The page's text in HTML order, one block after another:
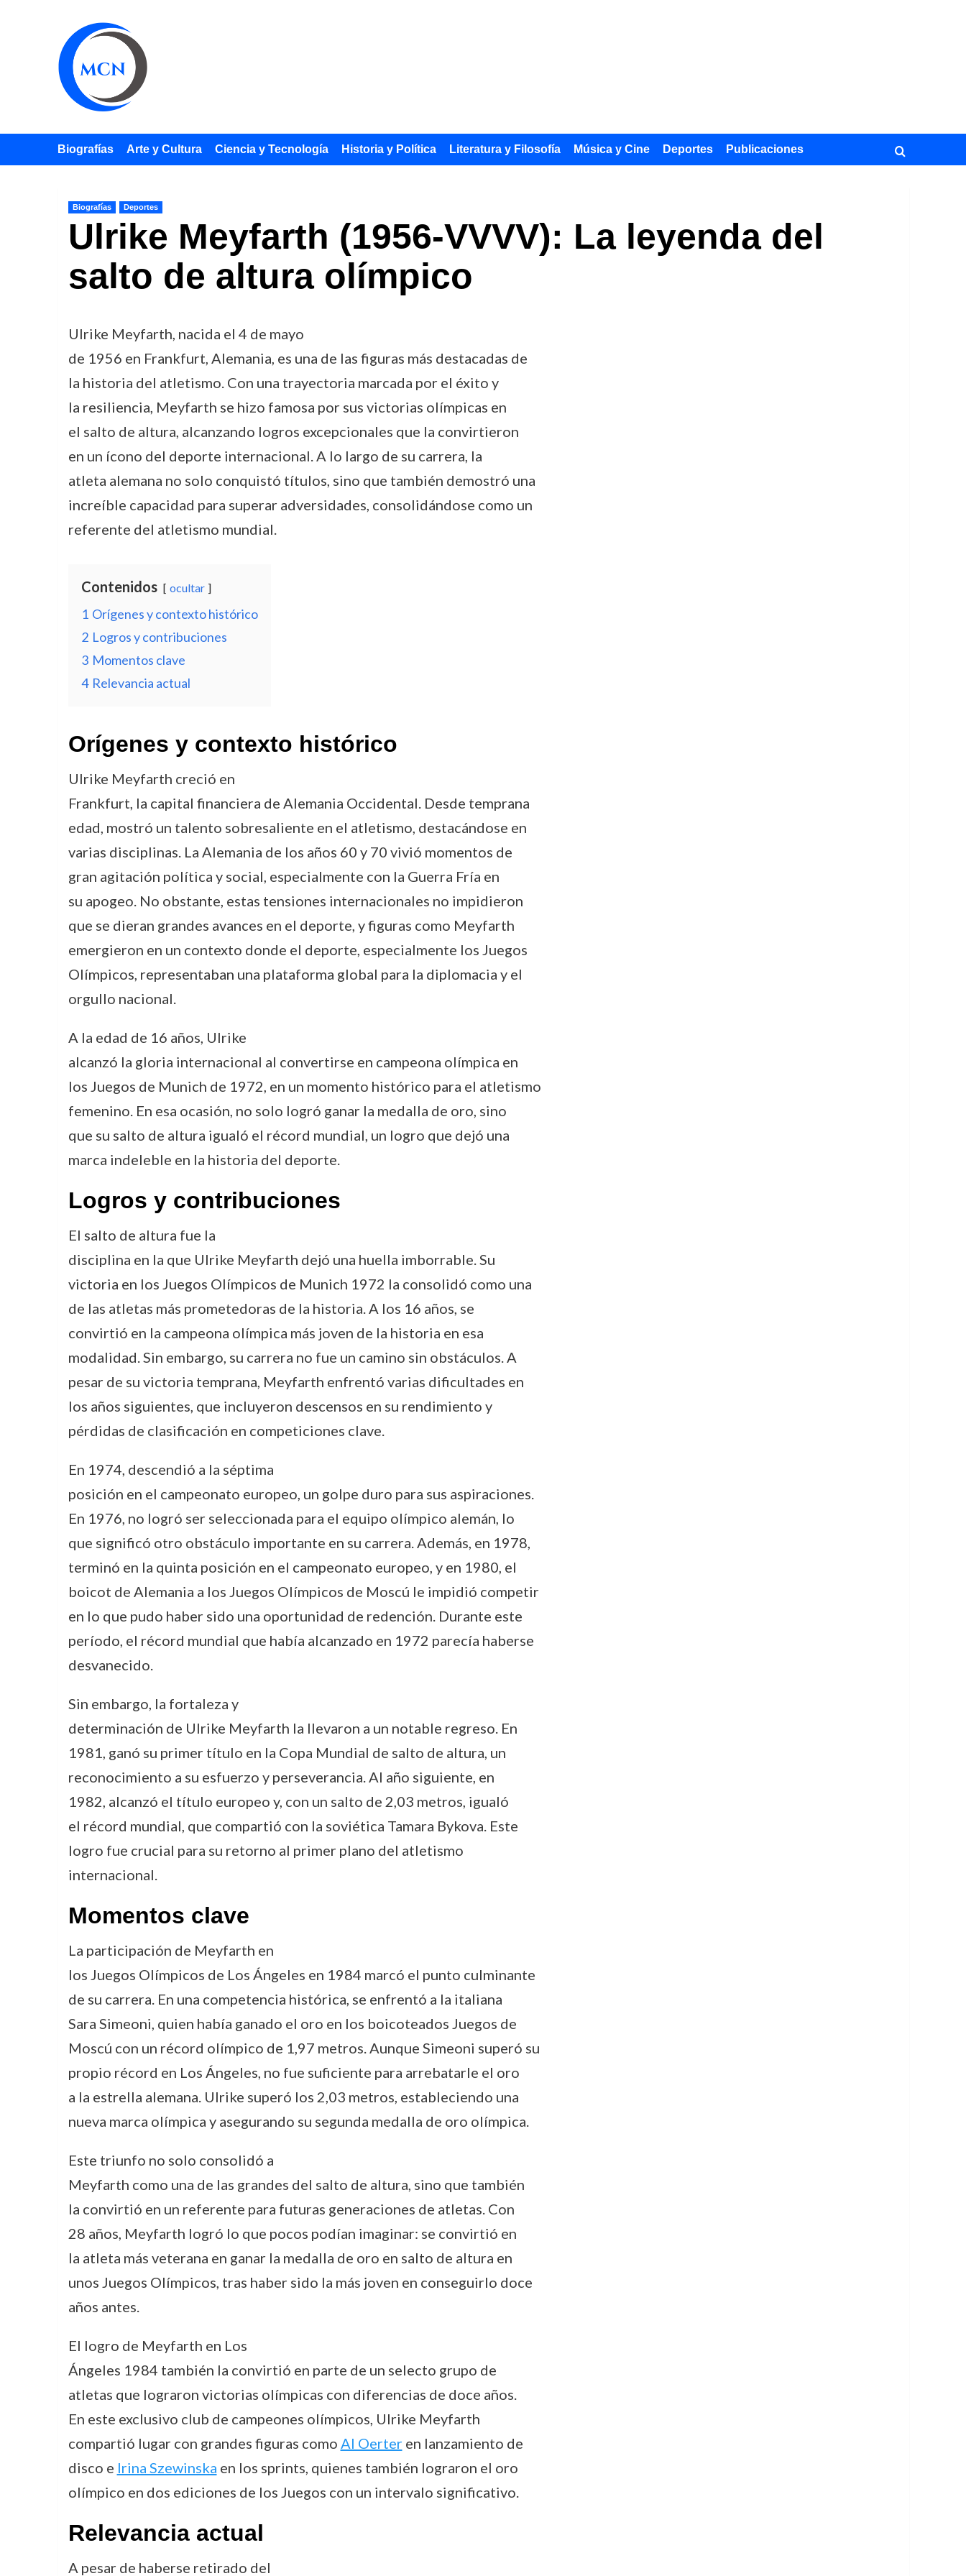
Biografías Arte y Cultura Ciencia y Tecnología Historia y Política Literatura y Filosofía Música y Cine Deportes Publicaciones
Biografías Deportes
Ulrike Meyfarth (1956-VVVV): La leyenda del
salto de altura olímpico
Ulrike Meyfarth, nacida el 4 de mayo
de 1956 en Frankfurt, Alemania, es una de las figuras más destacadas de
la historia del atletismo. Con una trayectoria marcada por el éxito y
la resiliencia, Meyfarth se hizo famosa por sus victorias olímpicas en
el salto de altura, alcanzando logros excepcionales que la convirtieron
en un ícono del deporte internacional. A lo largo de su carrera, la
atleta alemana no solo conquistó títulos, sino que también demostró una
increíble capacidad para superar adversidades, consolidándose como un
referente del atletismo mundial.
Contenidos ocultar
1 Orígenes y contexto histórico
2 Logros y contribuciones
3 Momentos clave
4 Relevancia actual
Orígenes y contexto histórico
Ulrike Meyfarth creció en
Frankfurt, la capital financiera de Alemania Occidental. Desde temprana
edad, mostró un talento sobresaliente en el atletismo, destacándose en
varias disciplinas. La Alemania de los años 60 y 70 vivió momentos de
gran agitación política y social, especialmente con la Guerra Fría en
su apogeo. No obstante, estas tensiones internacionales no impidieron
que se dieran grandes avances en el deporte, y figuras como Meyfarth
emergieron en un contexto donde el deporte, especialmente los Juegos
Olímpicos, representaban una plataforma global para la diplomacia y el
orgullo nacional.
A la edad de 16 años, Ulrike
alcanzó la gloria internacional al convertirse en campeona olímpica en
los Juegos de Munich de 1972, en un momento histórico para el atletismo
femenino. En esa ocasión, no solo logró ganar la medalla de oro, sino
que su salto de altura igualó el récord mundial, un logro que dejó una
marca indeleble en la historia del deporte.
Logros y contribuciones
El salto de altura fue la
disciplina en la que Ulrike Meyfarth dejó una huella imborrable. Su
victoria en los Juegos Olímpicos de Munich 1972 la consolidó como una
de las atletas más prometedoras de la historia. A los 16 años, se
convirtió en la campeona olímpica más joven de la historia en esa
modalidad. Sin embargo, su carrera no fue un camino sin obstáculos. A
pesar de su victoria temprana, Meyfarth enfrentó varias dificultades en
los años siguientes, que incluyeron descensos en su rendimiento y
pérdidas de clasificación en competiciones clave.
En 1974, descendió a la séptima
posición en el campeonato europeo, un golpe duro para sus aspiraciones.
En 1976, no logró ser seleccionada para el equipo olímpico alemán, lo
que significó otro obstáculo importante en su carrera. Además, en 1978,
terminó en la quinta posición en el campeonato europeo, y en 1980, el
boicot de Alemania a los Juegos Olímpicos de Moscú le impidió competir
en lo que pudo haber sido una oportunidad de redención. Durante este
período, el récord mundial que había alcanzado en 1972 parecía haberse
desvanecido.
Sin embargo, la fortaleza y
determinación de Ulrike Meyfarth la llevaron a un notable regreso. En
1981, ganó su primer título en la Copa Mundial de salto de altura, un
reconocimiento a su esfuerzo y perseverancia. Al año siguiente, en
1982, alcanzó el título europeo y, con un salto de 2,03 metros, igualó
el récord mundial, que compartió con la soviética Tamara Bykova. Este
logro fue crucial para su retorno al primer plano del atletismo
internacional.
Momentos clave
La participación de Meyfarth en
los Juegos Olímpicos de Los Ángeles en 1984 marcó el punto culminante
de su carrera. En una competencia histórica, se enfrentó a la italiana
Sara Simeoni, quien había ganado el oro en los boicoteados Juegos de
Moscú con un récord olímpico de 1,97 metros. Aunque Simeoni superó su
propio récord en Los Ángeles, no fue suficiente para arrebatarle el oro
a la estrella alemana. Ulrike superó los 2,03 metros, estableciendo una
nueva marca olímpica y asegurando su segunda medalla de oro olímpica.
Este triunfo no solo consolidó a
Meyfarth como una de las grandes del salto de altura, sino que también
la convirtió en un referente para futuras generaciones de atletas. Con
28 años, Meyfarth logró lo que pocos podían imaginar: se convirtió en
la atleta más veterana en ganar la medalla de oro en salto de altura en
unos Juegos Olímpicos, tras haber sido la más joven en conseguirlo doce
años antes.
El logro de Meyfarth en Los
Ángeles 1984 también la convirtió en parte de un selecto grupo de
atletas que lograron victorias olímpicas con diferencias de doce años.
En este exclusivo club de campeones olímpicos, Ulrike Meyfarth
compartió lugar con grandes figuras como Al Oerteren lanzamiento de
disco e Irina Szewinska en los sprints, quienes también lograron el oro
olímpico en dos ediciones de los Juegos con un intervalo significativo.
Relevancia actual
A pesar de haberse retirado del